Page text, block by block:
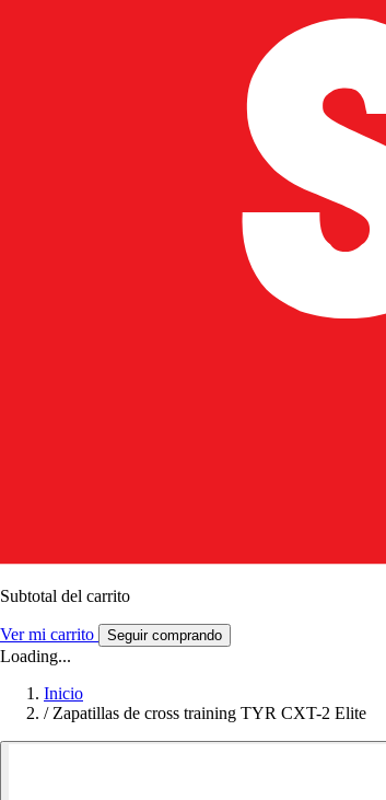
Subtotal del carrito
Ver mi carrito Seguir comprando
Loading...
Inicio
/ Zapatillas de cross training TYR CXT-2 Elite